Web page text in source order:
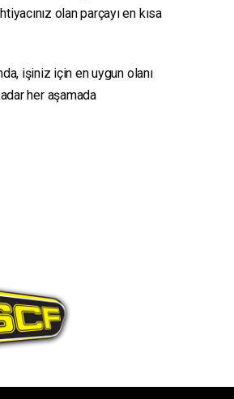
olan parçayı en kısa
işiniz için en uygun olanı
her aşamada